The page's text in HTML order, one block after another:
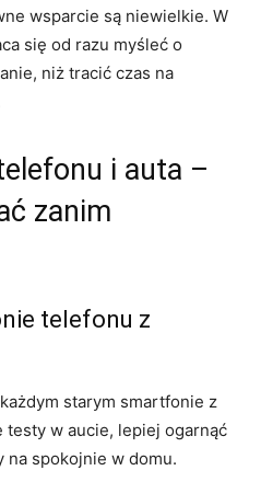
wsparcie są niewielkie. W
się od razu myśleć o
niż tracić czas na
i auta –
zanim
telefonu z
starym smartfonie z
testy w aucie, lepiej ogarnąć
na spokojnie w domu.